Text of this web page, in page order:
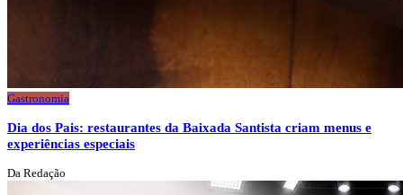
Gastronomia
Dia dos Pais: restaurantes da Baixada Santista criam menus e
experiências especiais
Da Redação